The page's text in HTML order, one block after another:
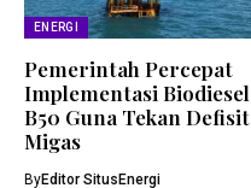
ENERGI
Pemerintah Percepat
Implementasi Biodiesel
B50 Guna Tekan Defisit
Migas
ByEditor SitusEnergi